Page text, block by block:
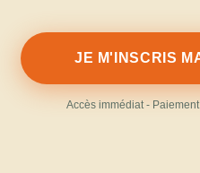
JE M'INSCRIS
Accès immédiat -